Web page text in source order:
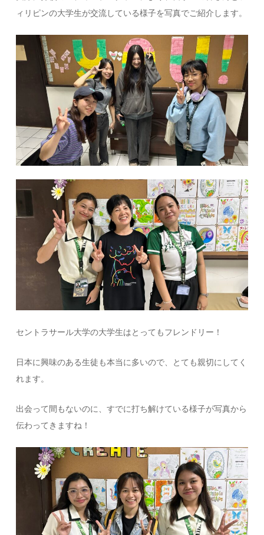
ィリピンの大学生が交流している様子を写真でご紹介します。
セントラサール大学の大学生はとってもフレンドリー！
日本に興味のある生徒も本当に多いので、とても親切にしてく
れます。
出会って間もないのに、すでに打ち解けている様子が写真から
伝わってきますね！